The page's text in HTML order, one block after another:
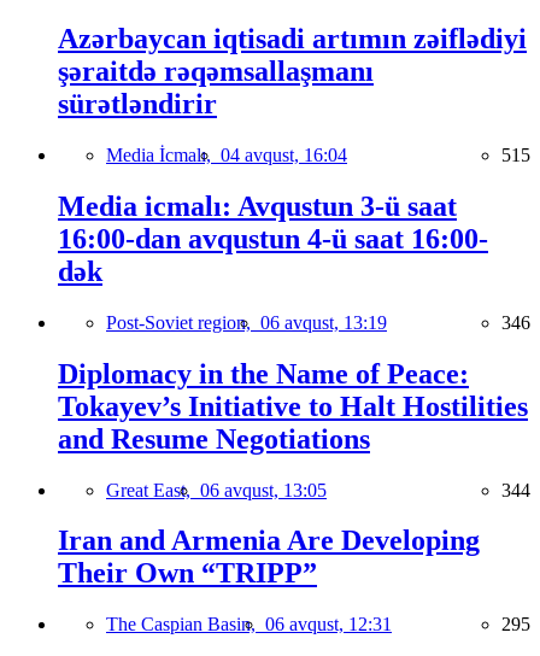
Azərbaycan iqtisadi artımın zəiflədiyi
şəraitdə rəqəmsallaşmanı
sürətləndirir
Media İcmalı, 04 avqust, 16:04 515
Media icmalı: Avqustun 3-ü saat
16:00-dan avqustun 4-ü saat 16:00-
dək
Post-Soviet region, 06 avqust, 13:19 346
Diplomacy in the Name of Peace:
Tokayev’s Initiative to Halt Hostilities
and Resume Negotiations
Great East, 06 avqust, 13:05 344
Iran and Armenia Are Developing
Their Own “TRIPP”
The Caspian Basin, 06 avqust, 12:31 295